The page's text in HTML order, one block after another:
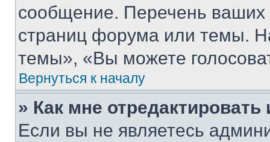
сообщение. Перечень ваших
страниц форума или темы.
темы», «Вы можете
Вернуться к началу
» Как мне
Если вы не являетесь